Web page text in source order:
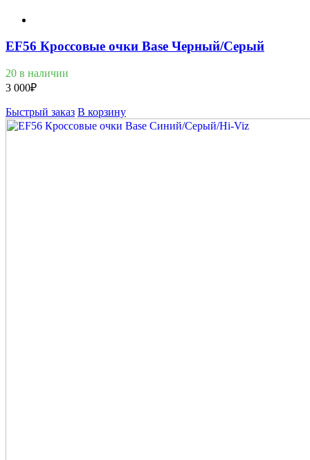
EF56 Кроссовые очки Base Черный/Серый
20 в наличии
3 000₽
Быстрый заказ В корзину